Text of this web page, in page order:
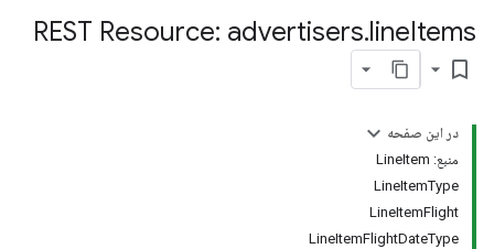
REST Resource: advertisers.lineItems
bookmark_border
در این صفحه
منبع: LineItem
LineItemType
LineItemFlight
LineItemFlightDateType